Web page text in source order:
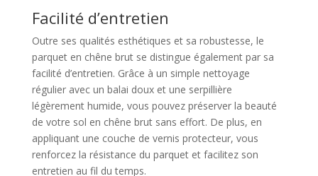
Facilité d’entretien
Outre ses qualités esthétiques et sa robustesse, le
parquet en chêne brut se distingue également par sa
facilité d’entretien. Grâce à un simple nettoyage
régulier avec un balai doux et une serpillière
légèrement humide, vous pouvez préserver la beauté
de votre sol en chêne brut sans effort. De plus, en
appliquant une couche de vernis protecteur, vous
renforcez la résistance du parquet et facilitez son
entretien au fil du temps.